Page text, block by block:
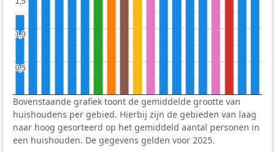
0,5
0,5
1,0
1,0
Bovenstaande grafiek toont de gemiddelde grootte van
huishoudens per gebied. Hierbij zijn de gebieden van laag
naar hoog gesorteerd op het gemiddeld aantal personen in
een huishouden. De gegevens gelden voor 2025.